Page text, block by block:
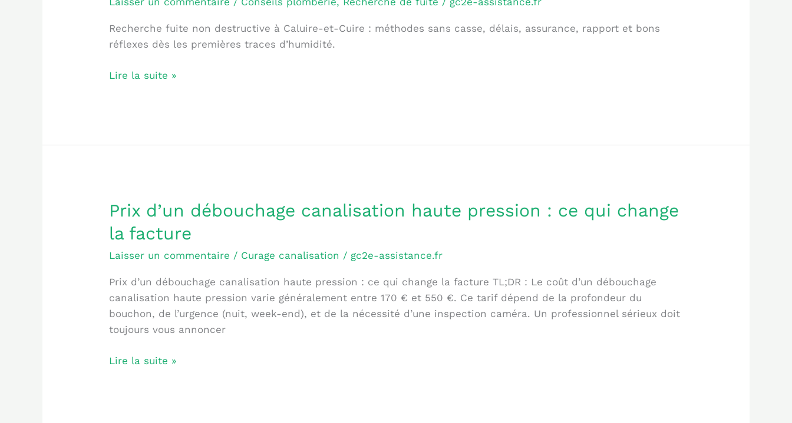
Recherche fuite non destructive à Caluire-et-Cuire : méthodes sans casse, délais, assurance, rapport et bons
réflexes dès les premières traces d’humidité.
à
Caluire-
et-
Lire la suite »
Prix d’un débouchage canalisation haute pression : ce qui change
la facture
Laisser un commentaire / Curage canalisation / gc2e-assistance.fr
Prix d’un débouchage canalisation haute pression : ce qui change la facture TL;DR : Le coût d’un débouchage
canalisation haute pression varie généralement entre 170 € et 550 €. Ce tarif dépend de la profondeur du
bouchon, de l’urgence (nuit, week-end), et de la nécessité d’une inspection caméra. Un professionnel sérieux doit
toujours vous annoncer
Prix
débouchage
canalisation
pression
:
ce
qui
la
Lire la suite »